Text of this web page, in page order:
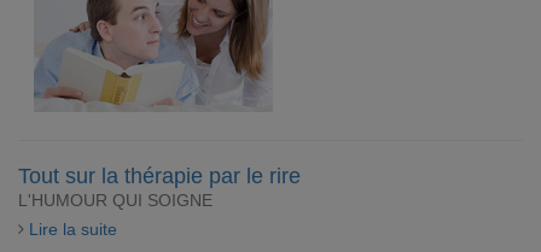
Tout sur la thérapie par le rire
L'HUMOUR QUI SOIGNE
Lire la suite